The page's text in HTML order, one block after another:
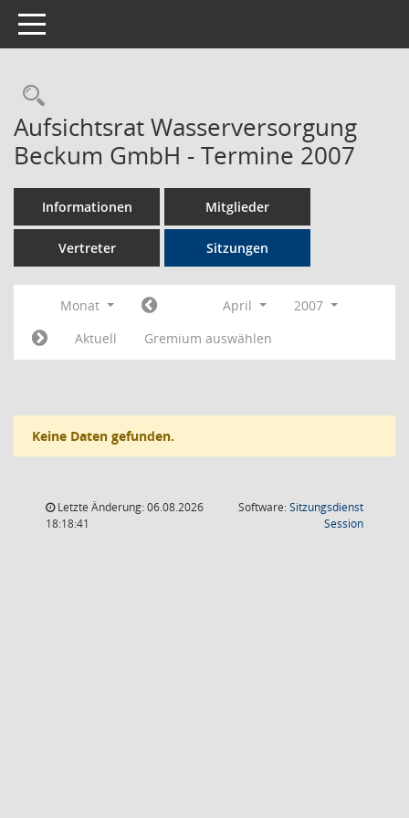
Toggle navigation
Rechercheauswahl
Aufsichtsrat Wasserversorgung
Beckum GmbH - Termine 2007
Informationen Mitglieder
Vertreter Sitzungen
Monat April
2007
Aktuell
Gremium auswählen
Keine Daten gefunden.
Letzte Änderung: 06.08.2026
18:18:41
Software:Sitzungsdienst
Session(Wird in